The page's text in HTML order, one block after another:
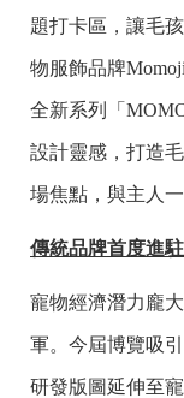
題打卡區，讓毛
物服飾品牌
全新系列「
設計靈感，打造
場焦點，與主人
傳統品牌首度進
寵物經濟潛力龐
軍。今屆博覽吸
研發版圖延伸至